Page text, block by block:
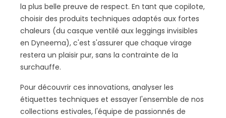
la plus belle preuve de respect. En tant que copilote,
choisir des produits techniques adaptés aux fortes
chaleurs (du casque ventilé aux leggings invisibles
en Dyneema), c'est s'assurer que chaque virage
restera un plaisir pur, sans la contrainte de la
surchauffe.
Pour découvrir ces innovations, analyser les
étiquettes techniques et essayer l'ensemble de nos
collections estivales, l'équipe de passionnés de